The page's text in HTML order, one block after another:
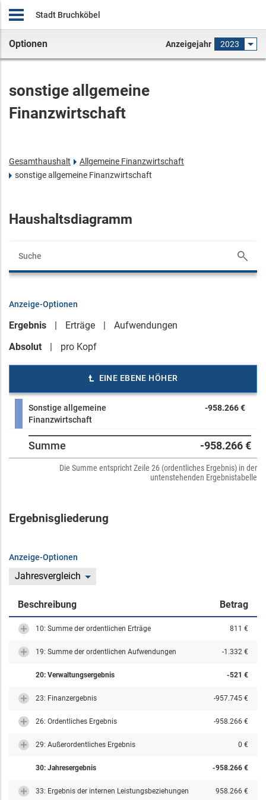
Stadt Bruchköbel
Optionen Anzeigejahr 2023
sonstige allgemeine
Finanzwirtschaft
Gesamthaushalt
Allgemeine Finanzwirtschaft
sonstige allgemeine Finanzwirtschaft
Haushaltsdiagramm
Anzeige-Optionen
Ergebnis Erträge
Aufwendungen
Absolut
pro Kopf
EINE EBENE HÖHER
Sonstige allgemeine
Finanzwirtschaft
-958.266 €
Summe -958.266 €
Die Summe entspricht Zeile 26 (ordentliches Ergebnis) in der
untenstehenden Ergebnistabelle
Ergebnisgliederung
Anzeige-Optionen
Jahresvergleich
Beschreibung Betrag
10: Summe der ordentlichen Erträge 811 €
19: Summe der ordentlichen Aufwendungen -1.332 €
20: Verwaltungsergebnis -521 €
23: Finanzergebnis -957.745 €
26: Ordentliches Ergebnis -958.266 €
29: Außerordentliches Ergebnis 0 €
30: Jahresergebnis -958.266 €
33: Ergebnis der internen Leistungsbeziehungen 958.266 €